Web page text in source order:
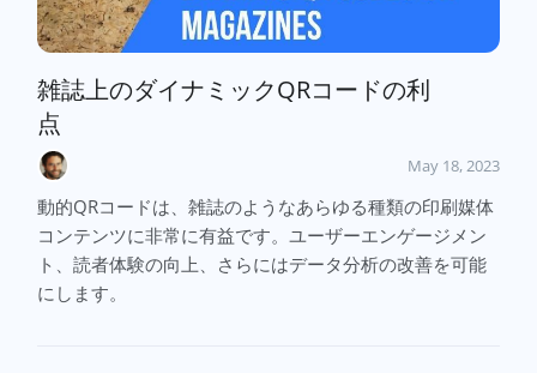
雑誌上のダイナミックQRコードの利
点
May 18, 2023
動的QRコードは、雑誌のようなあらゆる種類の印刷媒体
コンテンツに非常に有益です。ユーザーエンゲージメン
ト、読者体験の向上、さらにはデータ分析の改善を可能
にします。